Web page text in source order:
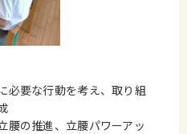
必要な行動を考え、取り組
腰の推進、立腰パワーアッ